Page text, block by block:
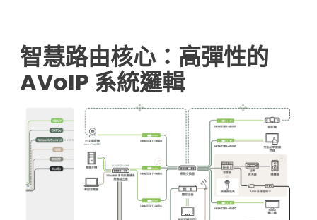
智慧路由核心：高彈性的
AVoIP 系統邏輯